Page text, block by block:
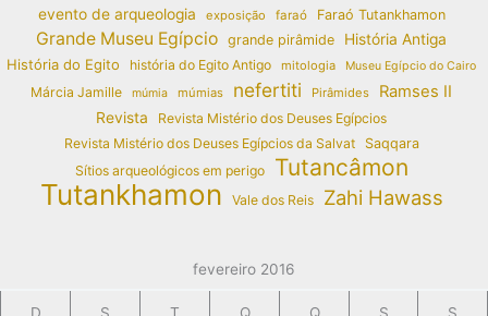
evento de arqueologia exposição faraó Faraó Tutankhamon
Grande Museu Egípcio grande pirâmide
História Antiga
História do Egito
história do Egito Antigo mitologia Museu Egípcio do Cairo
Márcia Jamille múmia múmias nefertiti Pirâmides Ramses II
Revista
Revista Mistério dos Deuses Egípcios
Revista Mistério dos Deuses Egípcios da Salvat
Saqqara
Sítios arqueológicos em perigo
Tutancâmon
Tutankhamon Vale dos Reis Zahi Hawass
fevereiro 2016